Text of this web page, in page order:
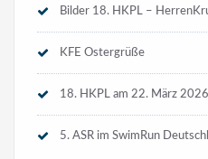
Bilder 18. HKPL –
KFE Ostergrüße
18. HKPL am 22. März 2026
5. ASR im SwimRun